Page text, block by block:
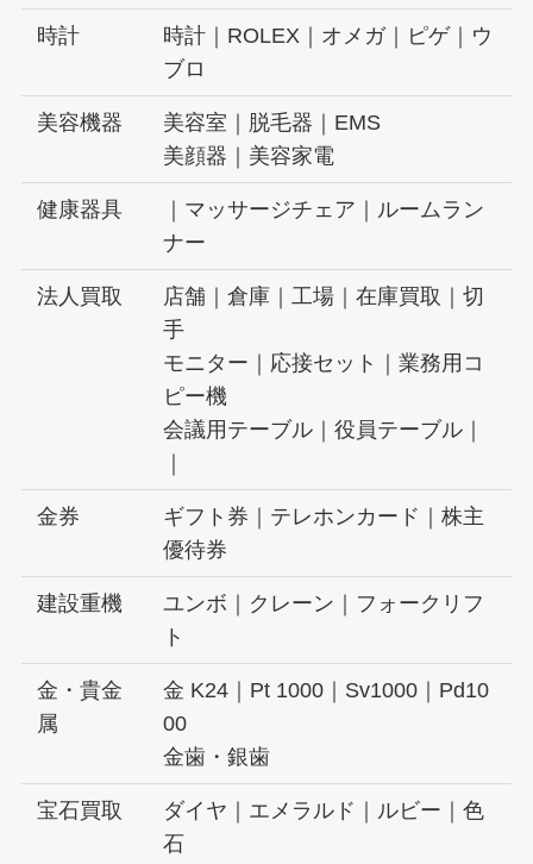
時計
時計｜ROLEX｜オメガ｜ピゲ｜ウ
ブロ
美容機器
美容室｜脱毛器｜EMS
美顔器｜美容家電
健康器具
｜マッサージチェア｜ルームラン
ナー
法人買取
店舗｜倉庫｜工場｜在庫買取｜切
手
モニター｜応接セット｜業務用コ
ピー機
会議用テーブル｜役員テーブル｜
｜
金券
ギフト券｜テレホンカード｜株主
優待券
建設重機
ユンボ｜クレーン｜フォークリフ
ト
金・貴金
属
金 K24｜Pt 1000｜Sv1000｜Pd10
00
金歯・銀歯
宝石買取
ダイヤ｜エメラルド｜ルビー｜色
石